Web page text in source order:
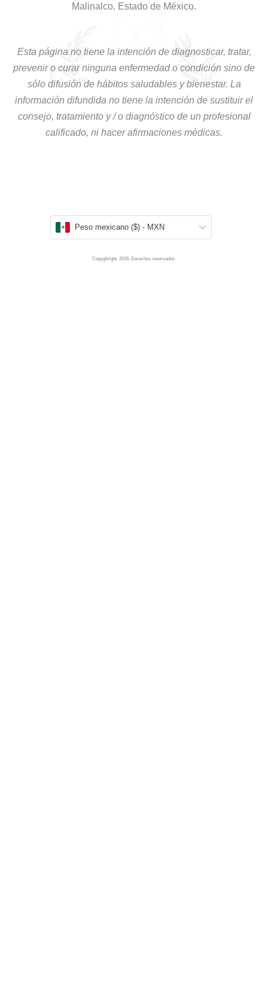
Malinalco, Estado de México.
Esta página no tiene la intención de diagnosticar, tratar,
prevenir o curar ninguna enfermedad o condición sino de
sólo difusión de hábitos saludables y bienestar. La
información difundida no tiene la intención de sustituir el
consejo, tratamiento y / o diagnóstico de un profesional
calificado, ni hacer afirmaciones médicas.
Peso mexicano ($) - MXN
Copyghright. 2026. Derechos reservados.